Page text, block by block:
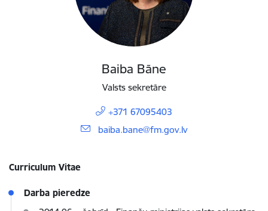
Baiba Bāne
Valsts sekretāre
+371 67095403
E-pasts:
baiba.bane@fm.gov.lv
Curriculum Vitae
Darba pieredze